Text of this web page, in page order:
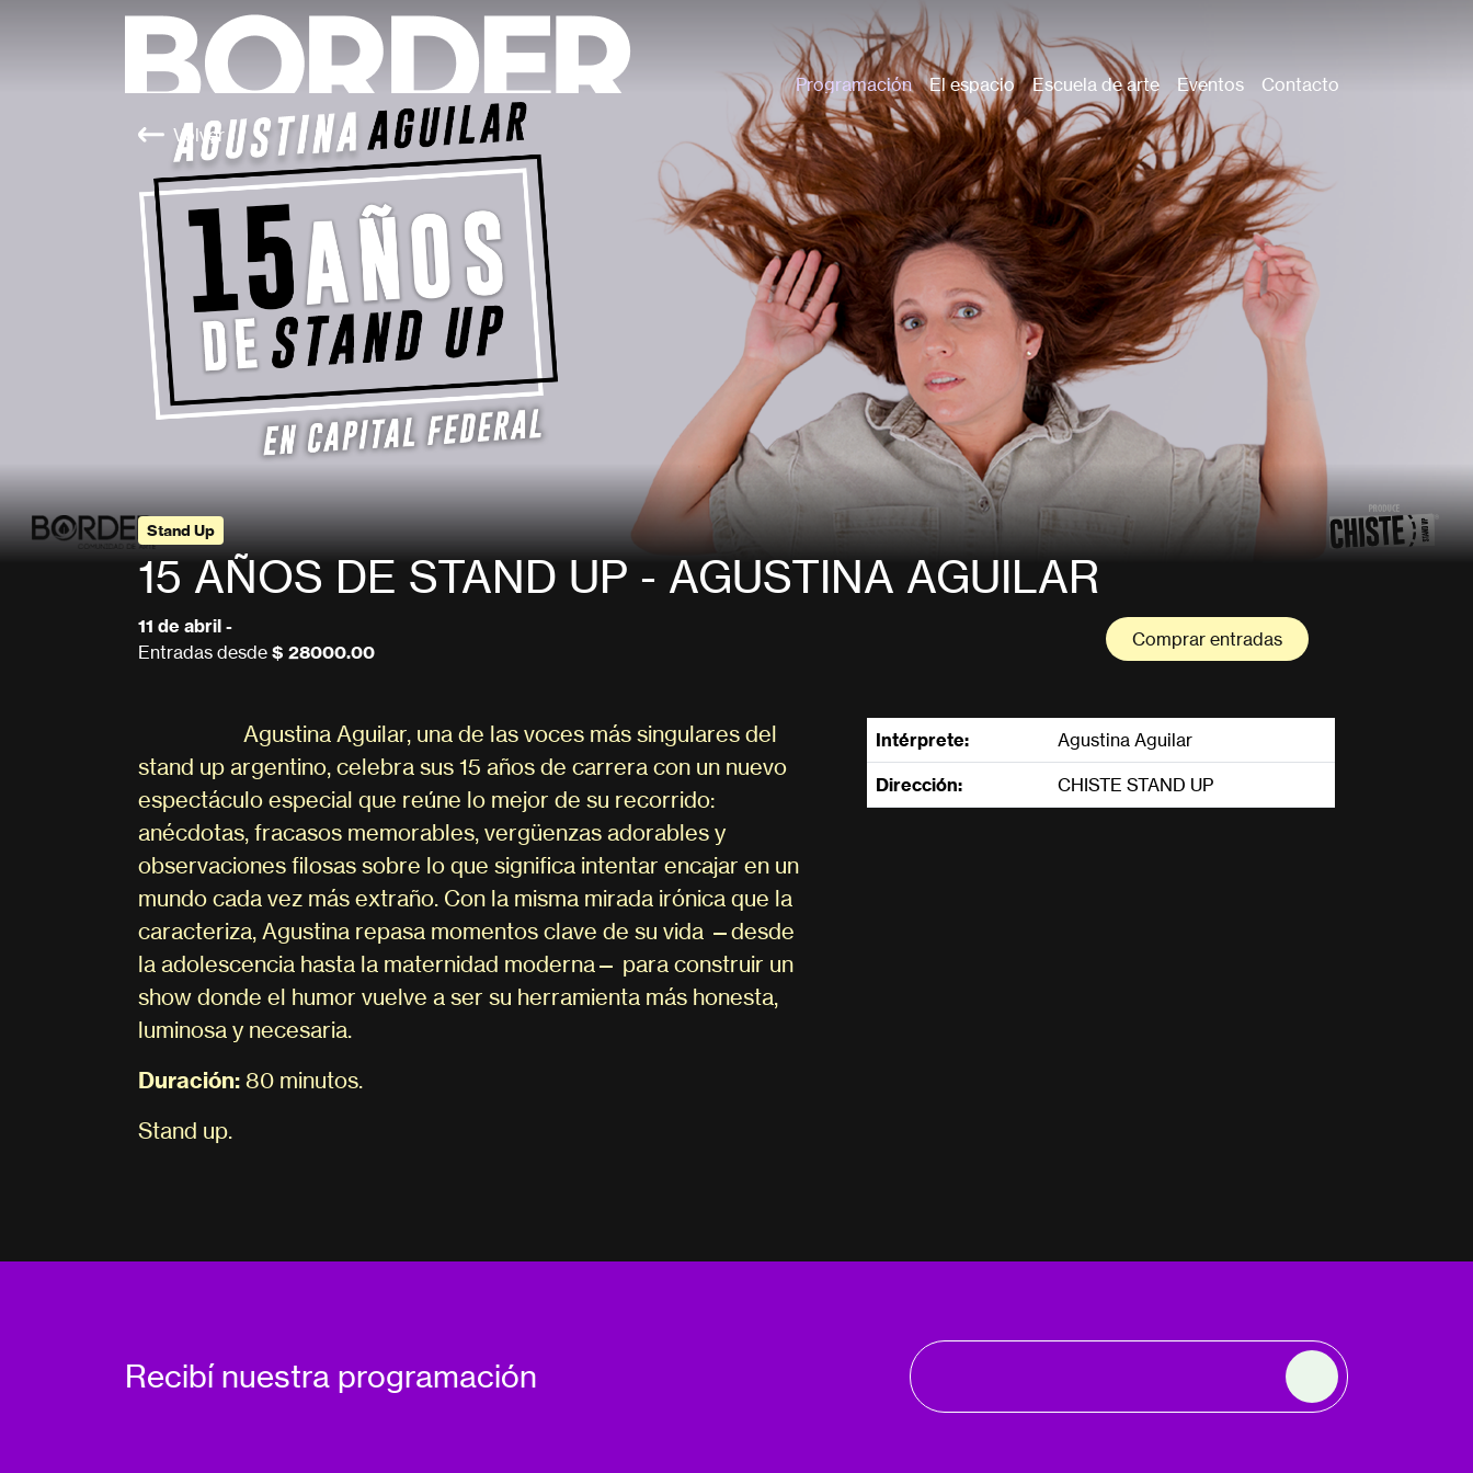
Programación El espacio Escuela de arte Eventos Contacto
Volver
Stand Up
15 AÑOS DE STAND UP - AGUSTINA AGUILAR
11 de abril -
Entradas desde $ 28000.00
Comprar entradas
Agustina Aguilar, una de las voces más singulares del
stand up argentino, celebra sus 15 años de carrera con un nuevo
espectáculo especial que reúne lo mejor de su recorrido:
anécdotas, fracasos memorables, vergüenzas adorables y
observaciones filosas sobre lo que significa intentar encajar en un
mundo cada vez más extraño. Con la misma mirada irónica que la
caracteriza, Agustina repasa momentos clave de su vida —desde
la adolescencia hasta la maternidad moderna— para construir un
show donde el humor vuelve a ser su herramienta más honesta,
luminosa y necesaria.
Duración: 80 minutos.
Stand up.
Intérprete: Agustina Aguilar
Dirección: CHISTE STAND UP
Recibí nuestra programación